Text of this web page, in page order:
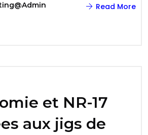
Read More
et NR-17
aux jigs de